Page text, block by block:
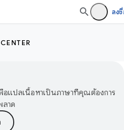
ลงชื่
อแปลเนื้อหาเป็นภาษาที่คุณต้องการ
าด